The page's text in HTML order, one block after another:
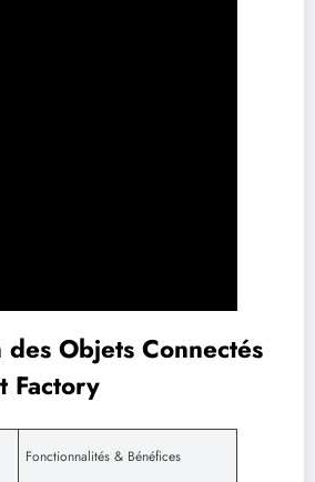
des Objets Connectés
Factory
Fonctionnalités & Bénéfices